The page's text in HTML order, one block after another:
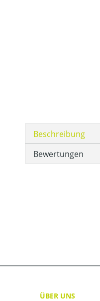
Beschreibung
Bewertungen
ÜBER UNS